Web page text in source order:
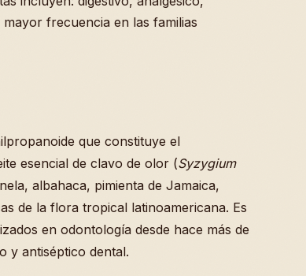
frecuencia en las familias
que constituye el
esencial de clavo de olor (Syzygium
albahaca, pimienta de Jamaica,
de la flora tropical latinoamericana. Es
en odontología desde hace más de
y antiséptico dental.